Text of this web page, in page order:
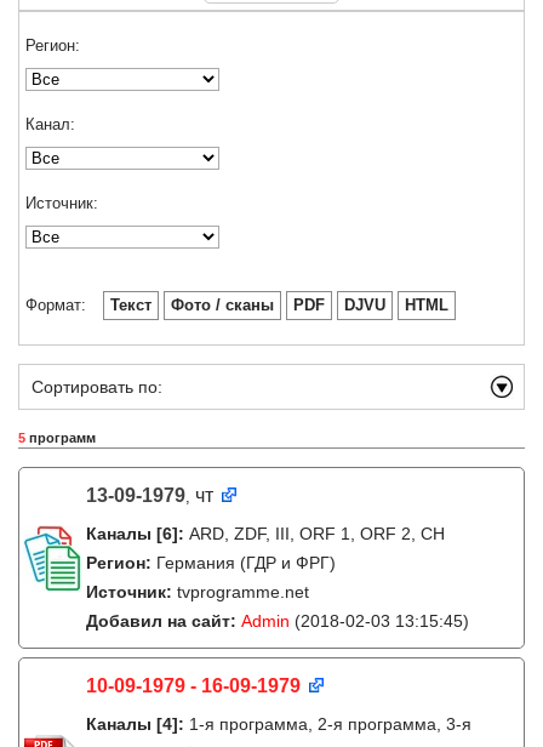
Регион:
Канал:
Источник:
Формат: Текст Фото / сканы PDF DJVU HTML
Сортировать по:
5 программ
13-09-1979, чт
Каналы [6]: ARD, ZDF, III, ORF 1, ORF 2, CH
Регион: Германия (ГДР и ФРГ)
Источник: tvprogramme.net
Добавил на сайт: Admin (2018-02-03 13:15:45)
10-09-1979 - 16-09-1979
Каналы [4]: 1-я программа, 2-я программа, 3-я